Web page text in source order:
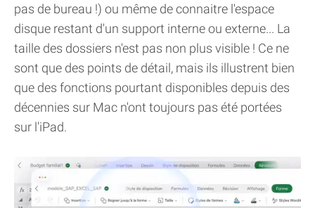
pas de bureau !) ou même de connaitre l'espace
disque restant d'un support interne ou externe... La
taille des dossiers n'est pas non plus visible ! Ce ne
sont que des points de détail, mais ils illustrent bien
que des fonctions pourtant disponibles depuis des
décennies sur Mac n'ont toujours pas été portées
sur l'iPad.